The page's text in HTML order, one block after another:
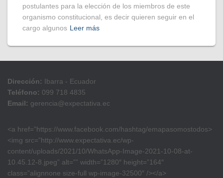
postulantes para la elección de los miembros de este
organismo constitucional, es decir quieren seguir en el
cargo algunos Leer más
Dirección: Ibarra - Ecuador
Teléfono: 099 718 4835
Email: gerencia@expectativa.ec
<a href=”https://www.facebook.com/hashtag/emapasomostodos>
<img src=”http://www.expectativa.ec/wp-
content/uploads/2021/10/WhatsApp-Image-2021-10-08-at-
10.45.12-8.jpeg” alt=”” width=”1280″ height=”164″
class=”alignnone size-full wp-image-32500″ /></a>